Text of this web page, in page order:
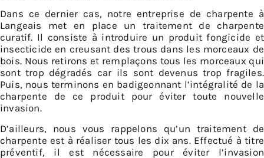
Dans ce dernier cas, notre entreprise de charpente à
Langeais met en place un traitement de charpente
curatif. Il consiste à introduire un produit fongicide et
insecticide en creusant des trous dans les morceaux de
bois. Nous retirons et remplaçons tous les morceaux qui
sont trop dégradés car ils sont devenus trop fragiles.
Puis, nous terminons en badigeonnant l’intégralité de la
charpente de ce produit pour éviter toute nouvelle
invasion.
D’ailleurs, nous vous rappelons qu’un traitement de
charpente est à réaliser tous les dix ans. Effectué à titre
préventif, il est nécessaire pour éviter l’invasion